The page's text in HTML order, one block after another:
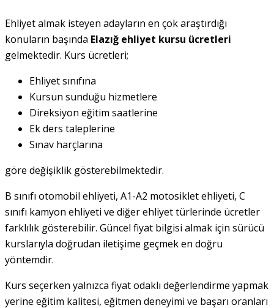
Ehliyet almak isteyen adayların en çok araştırdığı
konuların başında Elazığ ehliyet kursu ücretleri
gelmektedir. Kurs ücretleri;
Ehliyet sınıfına
Kursun sunduğu hizmetlere
Direksiyon eğitim saatlerine
Ek ders taleplerine
Sınav harçlarına
göre değişiklik gösterebilmektedir.
B sınıfı otomobil ehliyeti, A1-A2 motosiklet ehliyeti, C
sınıfı kamyon ehliyeti ve diğer ehliyet türlerinde ücretler
farklılık gösterebilir. Güncel fiyat bilgisi almak için sürücü
kurslarıyla doğrudan iletişime geçmek en doğru
yöntemdir.
Kurs seçerken yalnızca fiyat odaklı değerlendirme yapmak
yerine eğitim kalitesi, eğitmen deneyimi ve başarı oranları